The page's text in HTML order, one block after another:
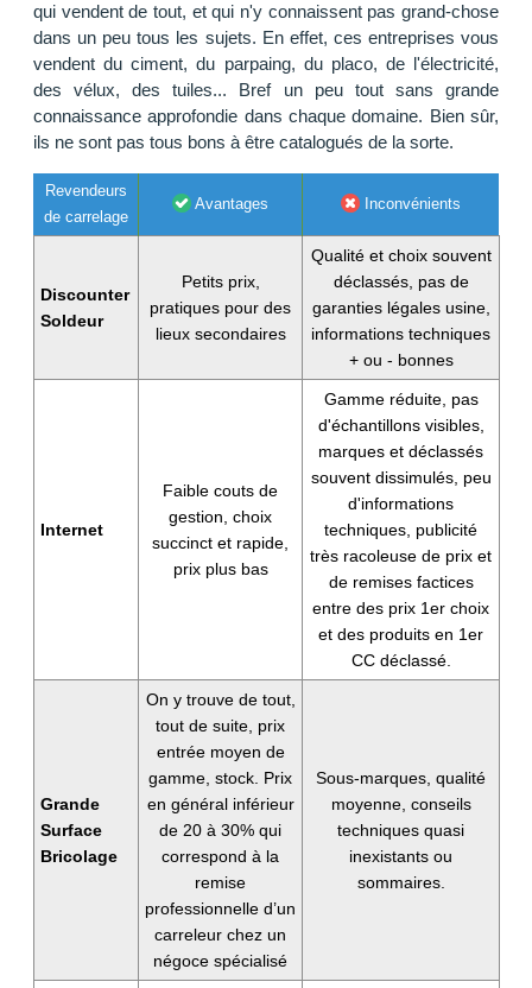
qui vendent de tout, et qui n'y connaissent pas grand-chose
dans un peu tous les sujets. En effet, ces entreprises vous
vendent du ciment, du parpaing, du placo, de l'électricité,
des vélux, des tuiles... Bref un peu tout sans grande
connaissance approfondie dans chaque domaine. Bien sûr,
ils ne sont pas tous bons à être catalogués de la sorte.
Revendeurs
de carrelage
Avantages Inconvénients
Discounter
Soldeur
Petits prix,
pratiques pour des
lieux secondaires
Qualité et choix souvent
déclassés, pas de
garanties légales usine,
informations techniques
+ ou - bonnes
Internet
Faible couts de
gestion, choix
succinct et rapide,
prix plus bas
Gamme réduite, pas
d'échantillons visibles,
marques et déclassés
souvent dissimulés, peu
d'informations
techniques, publicité
très racoleuse de prix et
de remises factices
entre des prix 1er choix
et des produits en 1er
CC déclassé.
Grande
Surface
Bricolage
On y trouve de tout,
tout de suite, prix
entrée moyen de
gamme, stock. Prix
en général inférieur
de 20 à 30% qui
correspond à la
remise
professionnelle d’un
carreleur chez un
négoce spécialisé
Sous-marques, qualité
moyenne, conseils
techniques quasi
inexistants ou
sommaires.